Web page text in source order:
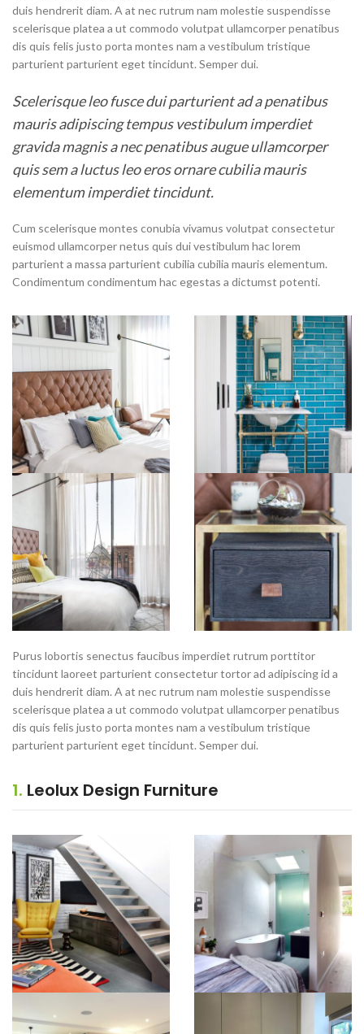
duis hendrerit diam. A at nec rutrum nam molestie suspendisse
scelerisque platea a ut commodo volutpat ullamcorper penatibus
dis quis felis justo porta montes nam a vestibulum tristique
parturient parturient eget tincidunt. Semper dui.
Scelerisque leo fusce dui parturient ad a penatibus
mauris adipiscing tempus vestibulum imperdiet
gravida magnis a nec penatibus augue ullamcorper
quis sem a luctus leo eros ornare cubilia mauris
elementum imperdiet tincidunt.
Cum scelerisque montes conubia vivamus volutpat consectetur
euismod ullamcorper netus quis dui vestibulum hac lorem
parturient a massa parturient cubilia cubilia mauris elementum.
Condimentum condimentum hac egestas a dictumst potenti.
Purus lobortis senectus faucibus imperdiet rutrum porttitor
tincidunt laoreet parturient consectetur tortor ad adipiscing id a
duis hendrerit diam. A at nec rutrum nam molestie suspendisse
scelerisque platea a ut commodo volutpat ullamcorper penatibus
dis quis felis justo porta montes nam a vestibulum tristique
parturient parturient eget tincidunt. Semper dui.
1. Leolux Design Furniture